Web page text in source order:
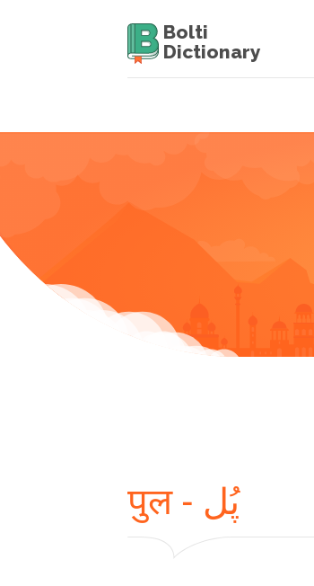
Bolti
Dictionary
पुल - پُل